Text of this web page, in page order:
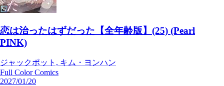
恋は治ったはずだった【全年齢版】(25) (Pearl
PINK)
ジャックポット, キム・ヨンハン
Full Color Comics
2027/01/20